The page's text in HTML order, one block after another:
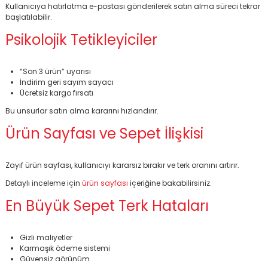
Kullanıcıya hatırlatma e-postası gönderilerek satın alma süreci tekrar
başlatılabilir.
Psikolojik Tetikleyiciler
“Son 3 ürün” uyarısı
İndirim geri sayım sayacı
Ücretsiz kargo fırsatı
Bu unsurlar satın alma kararını hızlandırır.
Ürün Sayfası ve Sepet İlişkisi
Zayıf ürün sayfası, kullanıcıyı kararsız bırakır ve terk oranını artırır.
Detaylı inceleme için ürün sayfası içeriğine bakabilirsiniz.
En Büyük Sepet Terk Hataları
Gizli maliyetler
Karmaşık ödeme sistemi